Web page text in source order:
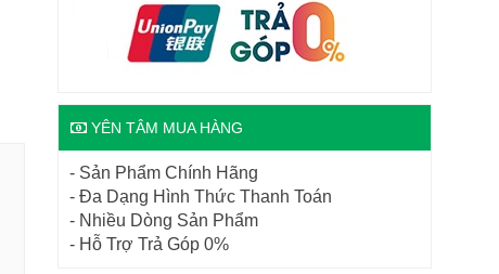
YÊN TÂM MUA HÀNG
- Sản Phẩm Chính Hãng
- Đa Dạng Hình Thức Thanh Toán
- Nhiều Dòng Sản Phẩm
- Hỗ Trợ Trả Góp 0%